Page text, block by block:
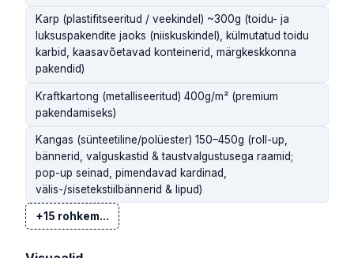
Karp (plastifitseeritud / veekindel) ~300g (toidu- ja
luksuspakendite jaoks (niiskuskindel), külmutatud toidu
karbid, kaasavõetavad konteinerid, märgkeskkonna
pakendid)
Kraftkartong (metalliseeritud) 400g/m² (premium
pakendamiseks)
Kangas (sünteetiline/polüester) 150–450g (roll-up,
bännerid, valguskastid & taustvalgustusega raamid;
pop-up seinad, pimendavad kardinad,
välis-/sisetekstiilbännerid & lipud)
+15 rohkem...